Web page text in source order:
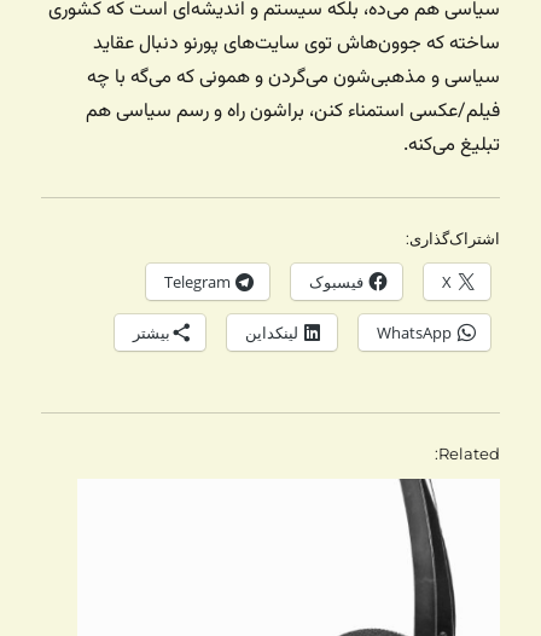
سیاسی هم می‌ده، بلکه سیستم و اندیشه‌ای است که کشوری
ساخته که جوون‌هاش توی سایت‌های پورنو دنبال عقاید
سیاسی و مذهبی‌شون می‌گردن و همونی که می‌گه با چه
فیلم/عکسی استمناء کنن، براشون راه و رسم سیاسی هم
تبلیغ می‌کنه.
اشتراک‌گذاری:
X فیسبوک Telegram
WhatsApp لینکداین بیشتر
Related